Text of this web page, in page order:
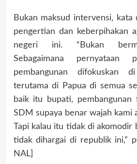
Bukan maksud intervensi, kata
pengertian dan keberpihakan
negeri ini. “Bukan
Sebagaimana pernyataan
pembangunan difokuskan
terutama di Papua di semua
baik itu bupati, pembangunan
SDM supaya benar wajah kami
Tapi kalau itu tidak di
tidak dihargai di republik ini,”
NAL]